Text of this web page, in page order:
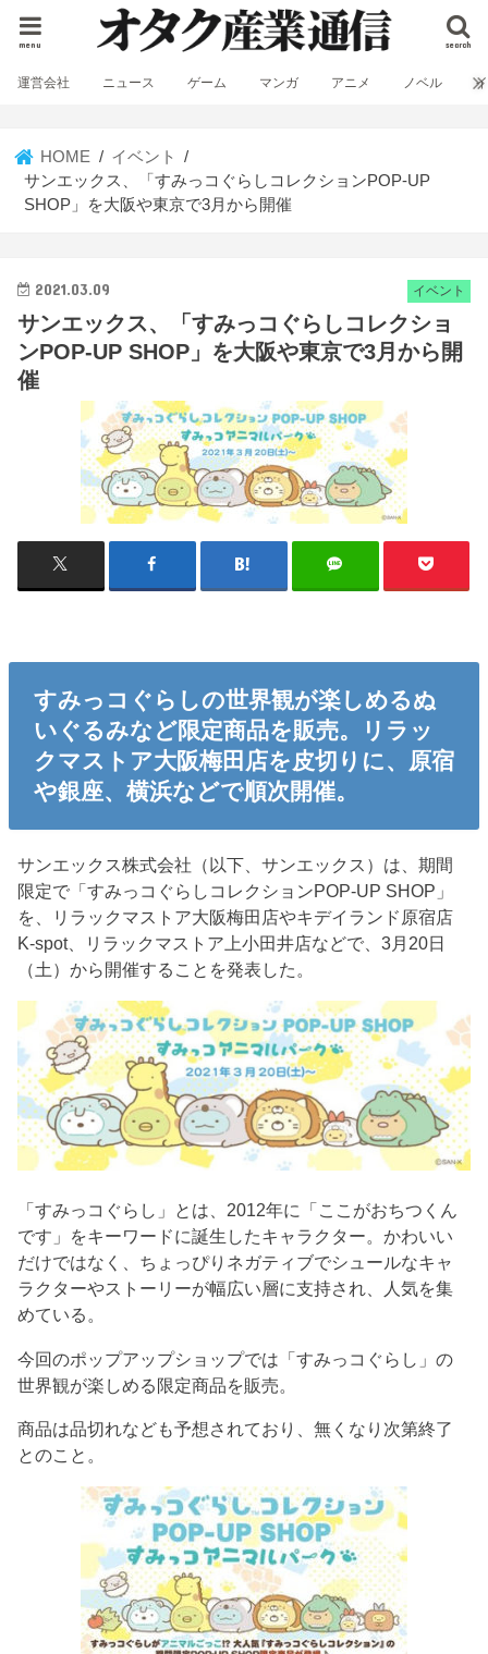
search
menu
運営会社 ニュース ゲーム マンガ アニメ ノベル
HOME
イベント
サンエックス、「すみっコぐらしコレクションPOP-UP
SHOP」を大阪や東京で3月から開催
イベント
2021.03.09
サンエックス、「すみっコぐらしコレクショ
ンPOP-UP SHOP」を大阪や東京で3月から開
催
すみっコぐらしの世界観が楽しめるぬ
いぐるみなど限定商品を販売。リラッ
クマストア大阪梅田店を皮切りに、原宿
や銀座、横浜などで順次開催。
サンエックス株式会社（以下、サンエックス）は、期間
限定で「すみっコぐらしコレクションPOP-UP SHOP」
を、リラックマストア大阪梅田店やキデイランド原宿店
K-spot、リラックマストア上小田井店などで、3月20日
（土）から開催することを発表した。
「すみっコぐらし」とは、2012年に「ここがおちつくん
です」をキーワードに誕生したキャラクター。かわいい
だけではなく、ちょっぴりネガティブでシュールなキャ
ラクターやストーリーが幅広い層に支持され、人気を集
めている。
今回のポップアップショップでは「すみっコぐらし」の
世界観が楽しめる限定商品を販売。
商品は品切れなども予想されており、無くなり次第終了
とのこと。